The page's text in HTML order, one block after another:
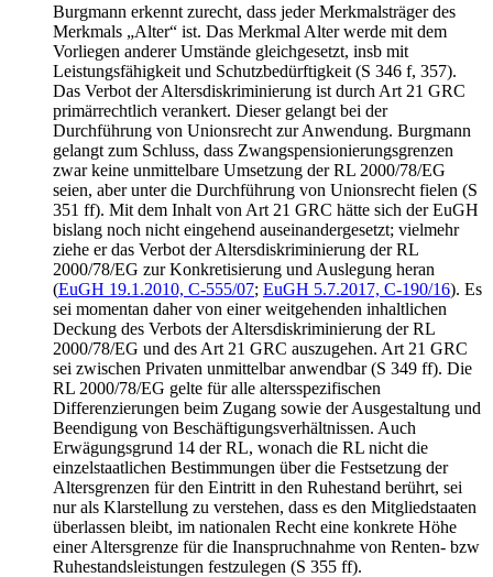
Burgmann erkennt zurecht, dass jeder Merkmalsträger des
Merkmals „Alter“ ist. Das Merkmal Alter werde mit dem
Vorliegen anderer Umstände gleichgesetzt, insb mit
Leistungsfähigkeit und Schutzbedürftigkeit (S 346 f, 357).
Das Verbot der Altersdiskriminierung ist durch Art 21 GRC
primärrechtlich verankert. Dieser gelangt bei der
Durchführung von Unionsrecht zur Anwendung. Burgmann
gelangt zum Schluss, dass Zwangspensionierungsgrenzen
zwar keine unmittelbare Umsetzung der RL 2000/78/EG
seien, aber unter die Durchführung von Unionsrecht fielen (S
351 ff). Mit dem Inhalt von Art 21 GRC hätte sich der EuGH
bislang noch nicht eingehend auseinandergesetzt; vielmehr
ziehe er das Verbot der Altersdiskriminierung der RL
2000/78/EG zur Konkretisierung und Auslegung heran
(EuGH 19.1.2010, C-555/07; EuGH 5.7.2017, C-190/16). Es
sei momentan daher von einer weitgehenden inhaltlichen
Deckung des Verbots der Altersdiskriminierung der RL
2000/78/EG und des Art 21 GRC auszugehen. Art 21 GRC
sei zwischen Privaten unmittelbar anwendbar (S 349 ff). Die
RL 2000/78/EG gelte für alle altersspezifischen
Differenzierungen beim Zugang sowie der Ausgestaltung und
Beendigung von Beschäftigungsverhältnissen. Auch
Erwägungsgrund 14 der RL, wonach die RL nicht die
einzelstaatlichen Bestimmungen über die Festsetzung der
Altersgrenzen für den Eintritt in den Ruhestand berührt, sei
nur als Klarstellung zu verstehen, dass es den Mitgliedstaaten
überlassen bleibt, im nationalen Recht eine konkrete Höhe
einer Altersgrenze für die Inanspruchnahme von Renten- bzw
Ruhestandsleistungen festzulegen (S 355 ff).